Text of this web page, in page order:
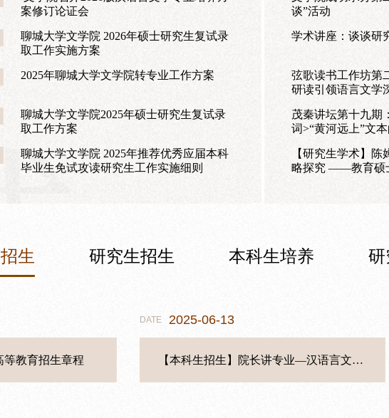
案修订论证会
聊城大学文学院 2026年硕士研究生复试录
取工作实施方案
2025年聊城大学文学院转专业工作方案
聊城大学文学院2025年硕士研究生复试录
取工作方案
聊城大学文学院 2025年推荐优秀应届本科
毕业生免试攻读研究生工作实施细则
谈”活动
学术讲座：谈谈研
弦歌读书工作坊第
研读引领语言文学
茂秦讲坛第十九期
词>“黄河远上”文
【研究生学术】
略探究 ——教育硕
生 研究生招生 本科生培养 研
等教育招生章程
DATE 2025-06-13
【本科生招生】院长讲专业—汉语言文学专业
DATE 2026-03-27
聊城大学文学院 2026年硕士研究生复试录取实施方案
DATE 05-22
【本科生培养】聊城大学文学院2023级支教感悟（十二）
DATE 06-27
【研究生培养】 聊城大学文学院2022级支教感悟分享 纪玥含：用心育人，以爱执教
DATE 05-17
【就业工作】砺行逐梦赴公考 聚力扬帆启新程 文学院开展考公经验分享会